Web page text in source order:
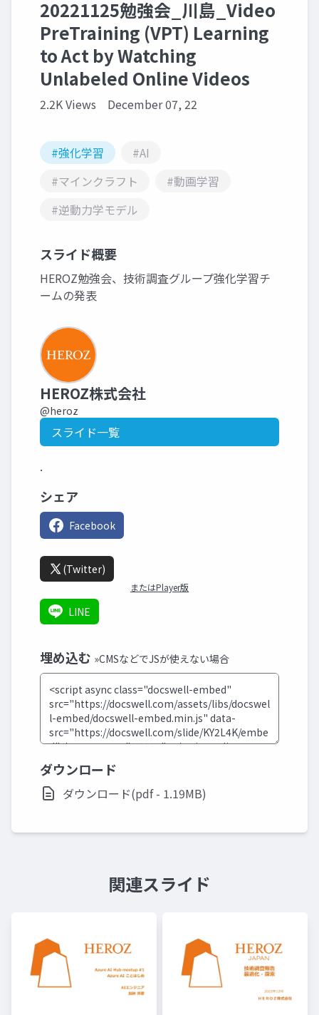
20221125勉強会_川島_Video
PreTraining (VPT) Learning
to Act by Watching
Unlabeled Online Videos
2.2K Views December 07, 22
#強化学習
#AI
#マインクラフト
#動画学習
#逆動力学モデル
スライド概要
HEROZ勉強会、技術調査グループ強化学習チ
ームの発表
HEROZ株式会社
@heroz
スライド一覧
.
シェア
Facebook
(Twitter)
またはPlayer版
LINE
埋め込む »CMSなどでJSが使えない場合
ダウンロード
ダウンロード(pdf - 1.19MB)
関連スライド